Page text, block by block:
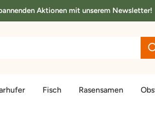
Aktionen mit unserem Newsletter!
Fisch Rasensamen